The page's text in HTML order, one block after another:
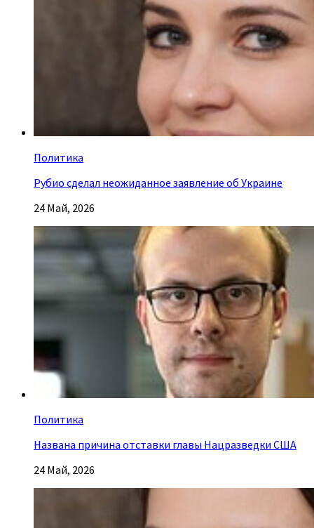
Политика
Рубио сделал неожиданное заявление об Украине
24 Май, 2026
Политика
Названа причина отставки главы Нацразведки США
24 Май, 2026